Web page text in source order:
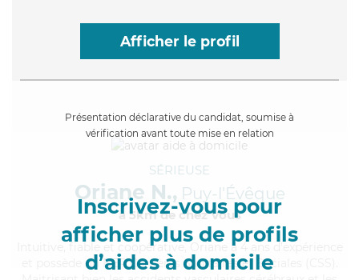
Afficher le profil
Présentation déclarative du candidat, soumise à
vérification avant toute mise en relation
Inscrivez-vous pour
afficher plus de profils
d’aides à domicile
SÉRIEUSE
Oriane N., Puy-l'Évêque
à 5km de chez Vous
, fiable et coopérative, Oriane a 4 ans d'expérience
et possède un BEP Carrières Sanitaires et Sociales (CSS).